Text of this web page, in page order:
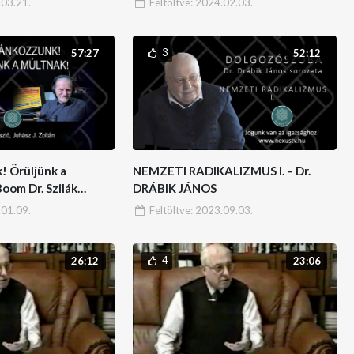
MAGYARORSZÁG – DEBRECEN
57:27
Örüljünk a
Dr. Szilák
52:12
3
NEMZETI RADIKALIZMUS I. – Dr.
DRÁBIK JÁNOS
Feltöltve: 2023.09.03.
26:12 23:06
4